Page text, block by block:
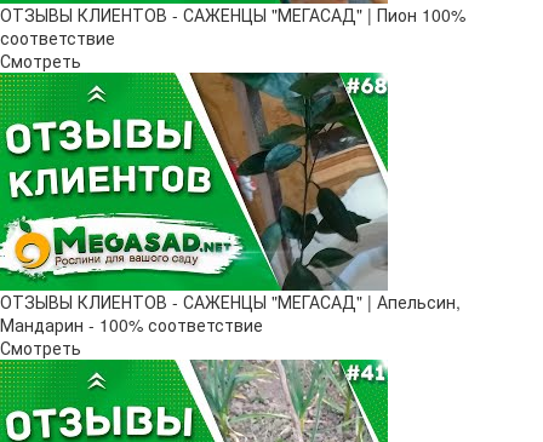
ОТЗЫВЫ КЛИЕНТОВ - САЖЕНЦЫ "МЕГАСАД" | Пион 100%
соответствие
Смотреть
ОТЗЫВЫ КЛИЕНТОВ - САЖЕНЦЫ "МЕГАСАД" | Апельсин,
Мандарин - 100% соответствие
Смотреть